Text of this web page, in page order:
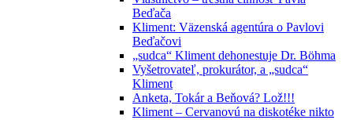
Beďača
Kliment: Väzenská agentúra o Pavlovi
Beďačovi
„sudca“ Kliment dehonestuje Dr. Böhma
Vyšetrovateľ, prokurátor, a „sudca“
Kliment
Anketa, Tokár a Beňová? Lož!!!
Kliment – Cervanovú na diskotéke nikto